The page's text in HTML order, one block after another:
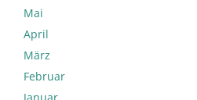
Mai
April
März
Februar